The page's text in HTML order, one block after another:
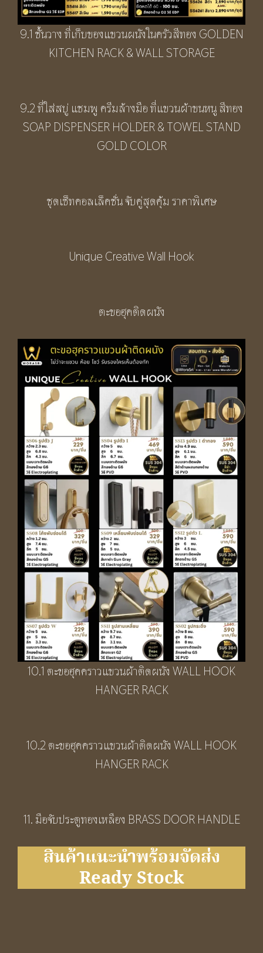
9.1 ชั้นวาง ที่เก็บของแขวนผนังในครัวสีทอง GOLDEN
KITCHEN RACK & WALL STORAGE
9.2 ที่ใส่สบู่ แชมพู ครีมล้างมือ ที่แขวนผ้าขนหนู สีทอง
SOAP DISPENSER HOLDER & TOWEL STAND
GOLD COLOR
ชุดเซ็ทคอลเล็คชั่น จับคู่สุดคุ้ม ราคาพิเศษ
Unique Creative Wall Hook
ตะขอฮุคติดผนัง
10.1 ตะขอฮุคคราวแขวนผ้าติดผนัง WALL HOOK
HANGER RACK
10.2 ตะขอฮุคคราวแขวนผ้าติดผนัง WALL HOOK
HANGER RACK
11. มือจับประตูทองเหลือง BRASS DOOR HANDLE
สินค้าแนะนำพร้อมจัดส่ง
Ready Stock